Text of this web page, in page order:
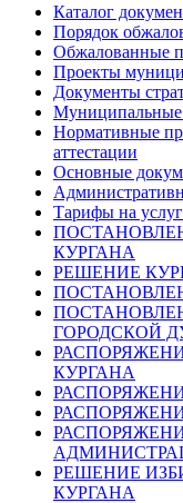
Каталог
Порядок
Обжалованные
Проекты
Документы
Нормативные
аттестации
Основные
Тарифы на
КУРГАНА
РЕШЕНИЕ
ГОРОДСКОЙ
КУРГАНА
РЕШЕНИЕ
КУРГАНА